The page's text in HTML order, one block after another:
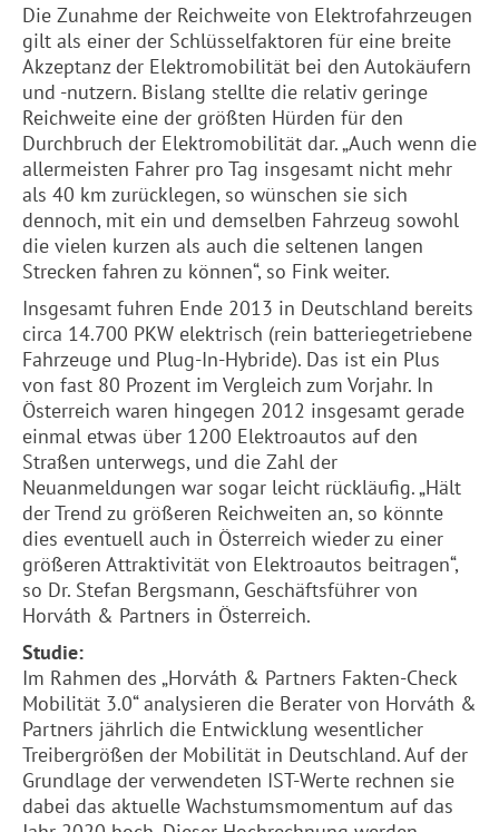
Die Zunahme der Reichweite von Elektrofahrzeugen
gilt als einer der Schlüsselfaktoren für eine breite
Akzeptanz der Elektromobilität bei den Autokäufern
und -nutzern. Bislang stellte die relativ geringe
Reichweite eine der größten Hürden für den
Durchbruch der Elektromobilität dar. „Auch wenn die
allermeisten Fahrer pro Tag insgesamt nicht mehr
als 40 km zurücklegen, so wünschen sie sich
dennoch, mit ein und demselben Fahrzeug sowohl
die vielen kurzen als auch die seltenen langen
Strecken fahren zu können“, so Fink weiter.
Insgesamt fuhren Ende 2013 in Deutschland bereits
circa 14.700 PKW elektrisch (rein batteriegetriebene
Fahrzeuge und Plug-In-Hybride). Das ist ein Plus
von fast 80 Prozent im Vergleich zum Vorjahr. In
Österreich waren hingegen 2012 insgesamt gerade
einmal etwas über 1200 Elektroautos auf den
Straßen unterwegs, und die Zahl der
Neuanmeldungen war sogar leicht rückläufig. „Hält
der Trend zu größeren Reichweiten an, so könnte
dies eventuell auch in Österreich wieder zu einer
größeren Attraktivität von Elektroautos beitragen“,
so Dr. Stefan Bergsmann, Geschäftsführer von
Horváth & Partners in Österreich.
Studie:
Im Rahmen des „Horváth & Partners Fakten-Check
Mobilität 3.0“ analysieren die Berater von Horváth &
Partners jährlich die Entwicklung wesentlicher
Treibergrößen der Mobilität in Deutschland. Auf der
Grundlage der verwendeten IST-Werte rechnen sie
dabei das aktuelle Wachstumsmomentum auf das